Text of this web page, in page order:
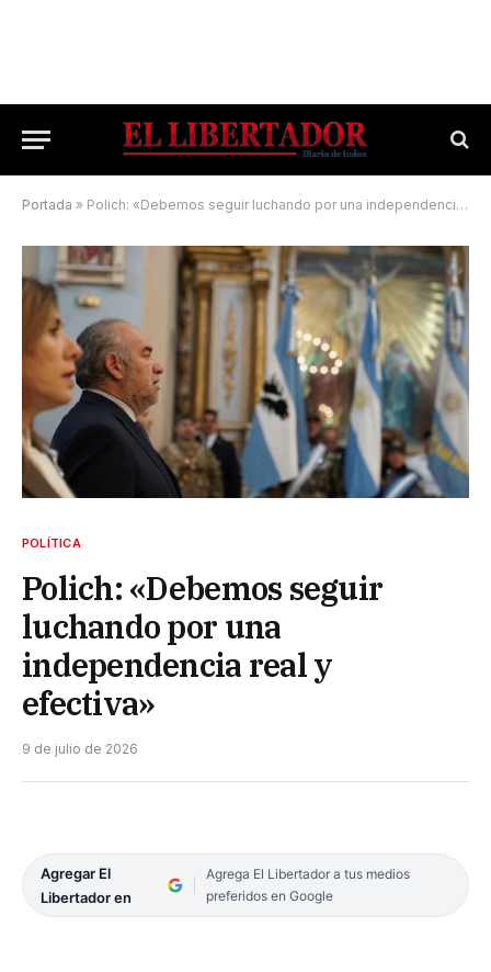
Portada » Polich: «Debemos seguir luchando por una independencia real y efectiva»
POLÍTICA
Polich: «Debemos seguir
luchando por una
independencia real y
efectiva»
9 de julio de 2026
Agregar El
Libertador en
Agrega El Libertador a tus medios
preferidos en Google